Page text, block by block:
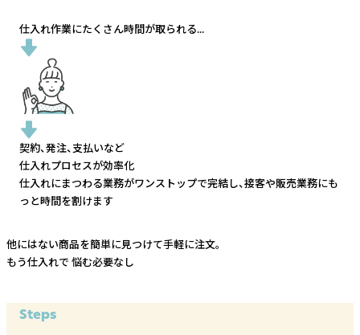
仕入れ作業にたくさん時間が取られる...
契約、発注、支払いなど
仕入れプロセスが効率化
仕入れにまつわる業務がワンストップで完結し、接客や販売業務にも
っと時間を割けます
他にはない商品を簡単に見つけて手軽に注文。
もう仕入れで 悩む必要なし
Steps